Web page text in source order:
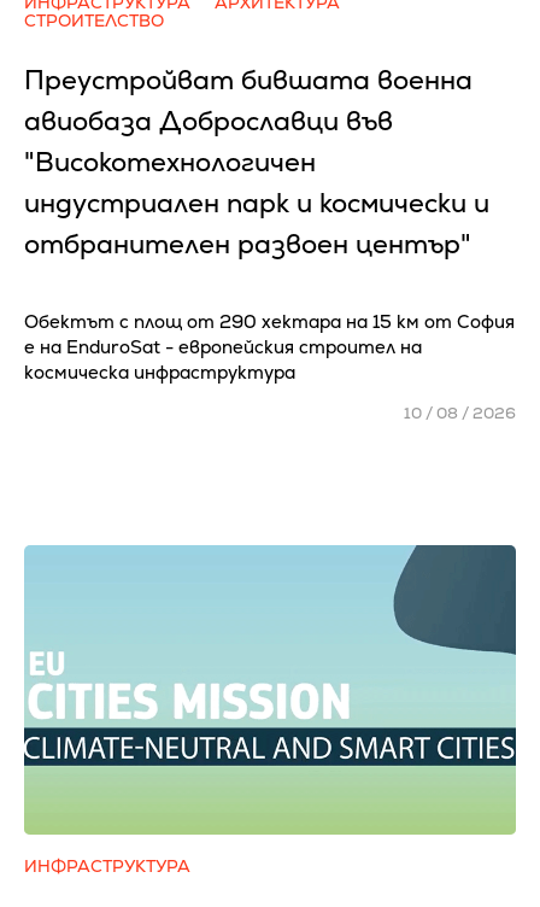
СТРОИТЕЛСТВО
Преустройват бившата военна
авиобаза Доброславци във
"Високотехнологичен
индустриален парк и космически и
отбранителен развоен център"
Обектът с площ от 290 хектара на 15 км от София
е на EnduroSat - европейския строител на
космическа инфраструктура
10 / 08 / 2026
ИНФРАСТРУКТУРА